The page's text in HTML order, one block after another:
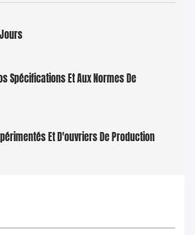
Spécifications Et Aux Normes De
Et D'ouvriers De Production